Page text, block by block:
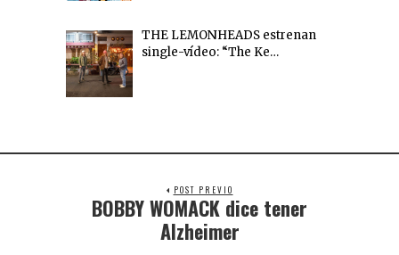
THE LEMONHEADS estrenan
single-vídeo: “The Ke…
POST PREVIO
BOBBY WOMACK dice tener
Alzheimer